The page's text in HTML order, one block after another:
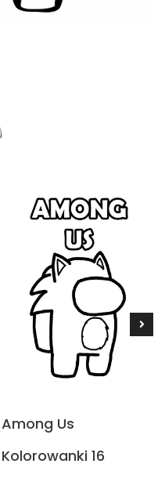
Among Us
Kolorowanki 16